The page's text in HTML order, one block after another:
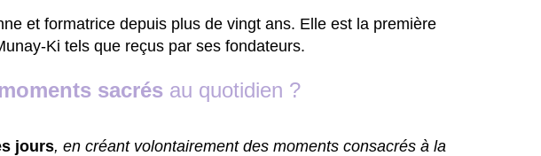
et formatrice depuis plus de vingt ans. Elle est la première
Ki tels que reçus par ses fondateurs.
sacrés au quotidien ?
jours, en créant volontairement des moments consacrés à la